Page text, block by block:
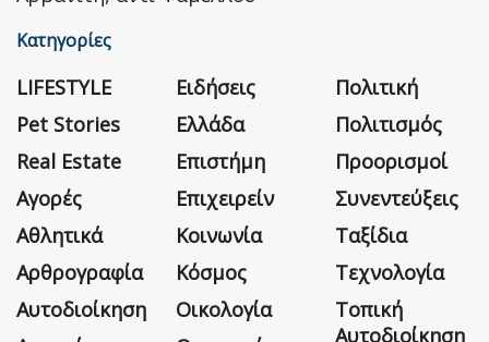
Κατηγορίες
LIFESTYLE
Pet Stories
Real Estate
Αγορές
Αθλητικά
Αρθρογραφία
Αυτοδιοίκηση
Ειδήσεις
Ελλάδα
Επιστήμη
Επιχειρείν
Κοινωνία
Κόσμος
Οικολογία
Πολιτική
Πολιτισμός
Προορισμοί
Συνεντεύξεις
Ταξίδια
Τεχνολογία
Τοπική
Αυτοδιοίκηση